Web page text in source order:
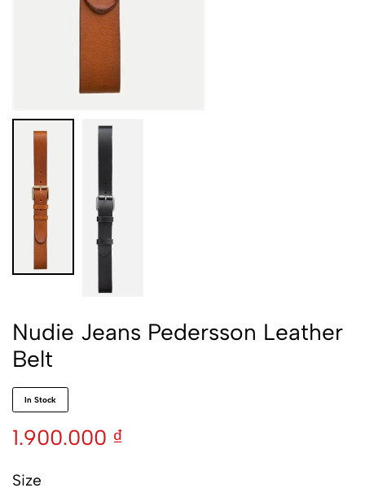
Nudie Jeans Pedersson Leather
Belt
In Stock
1.900.000 ₫
Size